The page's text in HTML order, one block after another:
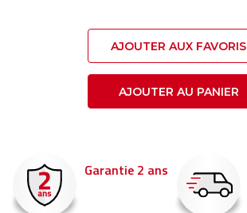
AJOUTER AUX FAVORIS
AJOUTER AU PANIER
Garantie 2 ans